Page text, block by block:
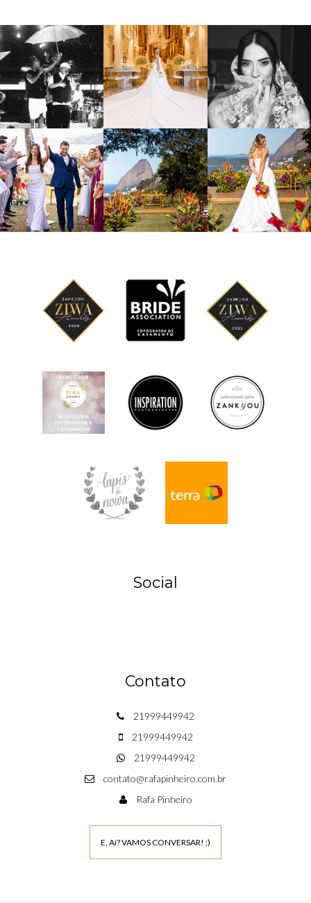
Social
Contato
21999449942
21999449942
21999449942
contato@rafapinheiro.com.br
Rafa Pinheiro
E, Aí? VAMOS CONVERSAR! ;)